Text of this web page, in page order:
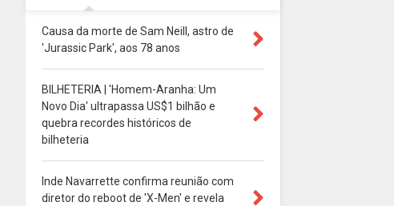
Causa da morte de Sam Neill, astro de
'Jurassic Park', aos 78 anos
BILHETERIA | 'Homem-Aranha: Um
Novo Dia' ultrapassa US$1 bilhão e
quebra recordes históricos de
bilheteria
Inde Navarrette confirma reunião com
diretor do reboot de 'X-Men' e revela